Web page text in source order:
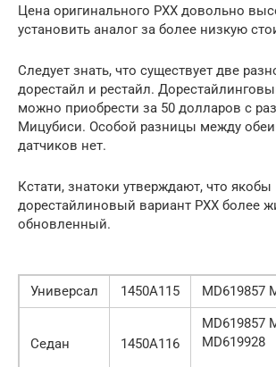
Цена оригинального РХХ довольно
установить аналог за более низкую
Следует знать, что существует две
дорестайл и рестайл.
можно приобрести за 50 долларов с
Мицубиси. Особой разницы между
датчиков нет.
Кстати, знатоки утверждают, что якобы
дорестайлиновый вариант РХХ более
обновленный.
Универсал 1450A115 MD619857
Седан 1450A116
MD619857
MD619928